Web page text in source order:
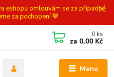
eshopu omlouvám se za případné
za pochopení 💙
Menu
0 ks
za 0,00 Kč